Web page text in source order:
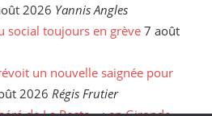
2026 Yannis Angles
social toujours en grève 7 août
un nouvelle saignée pour
2026 Régis Frutier